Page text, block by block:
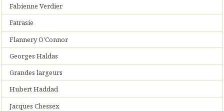
Fabienne Verdier
Fatrasie
Flannery O'Connor
Georges Haldas
Grandes largeurs
Hubert Haddad
Jacques Chessex